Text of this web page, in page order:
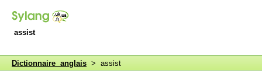
assist
Dictionnaire anglais > assist